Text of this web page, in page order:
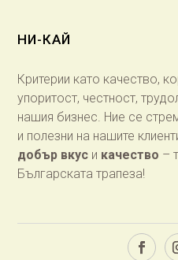
НИ-КАЙ
Критерии като качество,
упоритост, честност,
нашия бизнес. Ние се
и полезни на нашите
добър вкус и качество –
Българската трапеза!